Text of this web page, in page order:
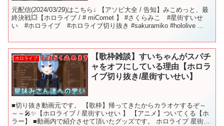
元配信(2024/03/29)はこちら↓ 【アソビ大全 / 告知】みこめっと、最
終決戦💥【ホロライブ / # miComet 】 #さくらみこ #星街すいせ
い #ホロライブ #ホロライブ切り抜き #sakuramiko #hololive ...
ホロライブ
【歌枠雑談】すいちゃんがスパチ
ャをオフにしている理由【ホロラ
イブ切り抜き/星街すいせい】
■切り抜き動画元です。 【歌枠】帰ってきたからカラオケするぞ～
～～🎤✨【ホロライブ / 星街すいせい 】 【アニメ】ついてくる【ホ
ラー】 ■動画内で紹介させて頂いたグッズです。 ホロライブ 星街す